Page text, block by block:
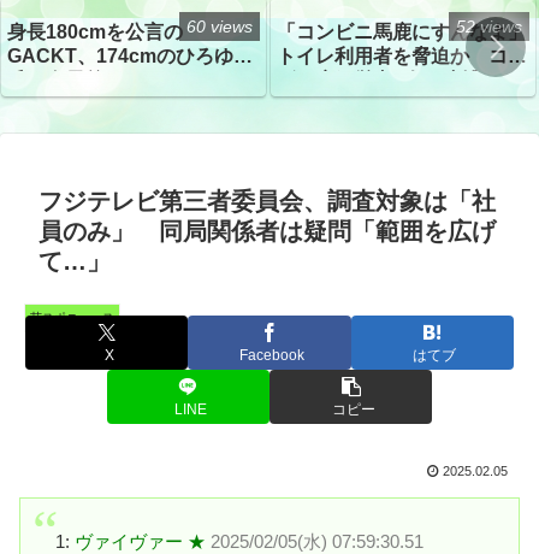
身長180cmを公言の
GACKT、174cmのひろゆき
トざわつき イベントでの写
真が話題
60 views
「コンビニ馬鹿にすんなよ」
トイレ利用者を脅迫か コン
52 views
フジテレビ第三者委員会、調査対象は「社
員のみ」 同局関係者は疑問「範囲を広げ
て…」
芸スポニュース
X Facebook はてブ
LINE コピー
2025.02.05
1: ヴァイヴァー ★ 2025/02/05(水) 07:59:30.51